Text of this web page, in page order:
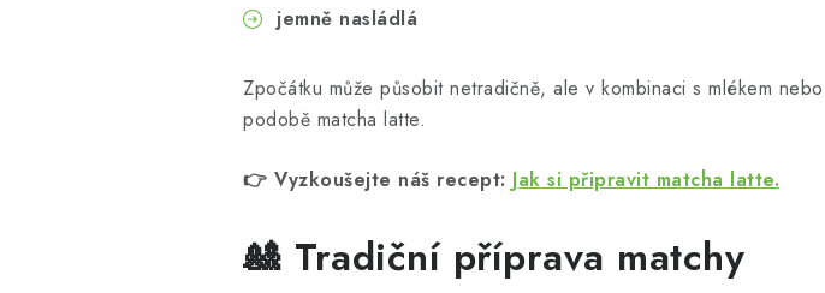
jemně nasládlá
Zpočátku může působit netradičně, ale v kombinaci s mlékem
podobě matcha latte.
👉 Vyzkoušejte náš recept: Jak si připravit matcha latte.
🎎 Tradiční příprava matchy